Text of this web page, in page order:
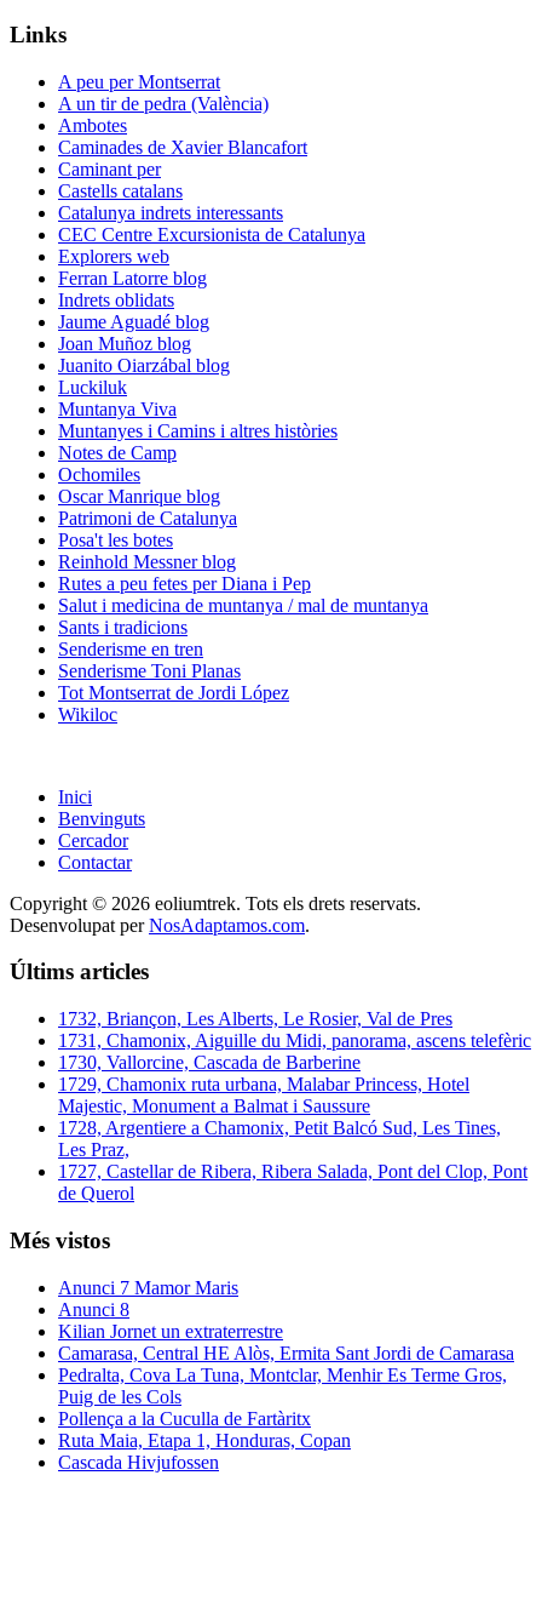
Links
A peu per Montserrat
A un tir de pedra (València)
Ambotes
Caminades de Xavier Blancafort
Caminant per
Castells catalans
Catalunya indrets interessants
CEC Centre Excursionista de Catalunya
Explorers web
Ferran Latorre blog
Indrets oblidats
Jaume Aguadé blog
Joan Muñoz blog
Juanito Oiarzábal blog
Luckiluk
Muntanya Viva
Muntanyes i Camins i altres històries
Notes de Camp
Ochomiles
Oscar Manrique blog
Patrimoni de Catalunya
Posa't les botes
Reinhold Messner blog
Rutes a peu fetes per Diana i Pep
Salut i medicina de muntanya / mal de muntanya
Sants i tradicions
Senderisme en tren
Senderisme Toni Planas
Tot Montserrat de Jordi López
Wikiloc
Inici
Benvinguts
Cercador
Contactar
Copyright © 2026 eoliumtrek. Tots els drets reservats.
Desenvolupat perNosAdaptamos.com.
Últims articles
1732, Briançon, Les Alberts, Le Rosier, Val de Pres
1731, Chamonix, Aiguille du Midi, panorama, ascens telefèric
1730, Vallorcine, Cascada de Barberine
1729, Chamonix ruta urbana, Malabar Princess, Hotel
Majestic, Monument a Balmat i Saussure
1728, Argentiere a Chamonix, Petit Balcó Sud, Les Tines,
Les Praz,
1727, Castellar de Ribera, Ribera Salada, Pont del Clop, Pont
de Querol
Més vistos
Anunci 7 Mamor Maris
Anunci 8
Kilian Jornet un extraterrestre
Camarasa, Central HE Alòs, Ermita Sant Jordi de Camarasa
Pedralta, Cova La Tuna, Montclar, Menhir Es Terme Gros,
Puig de les Cols
Pollença a la Cuculla de Fartàritx
Ruta Maia, Etapa 1, Honduras, Copan
Cascada Hivjufossen